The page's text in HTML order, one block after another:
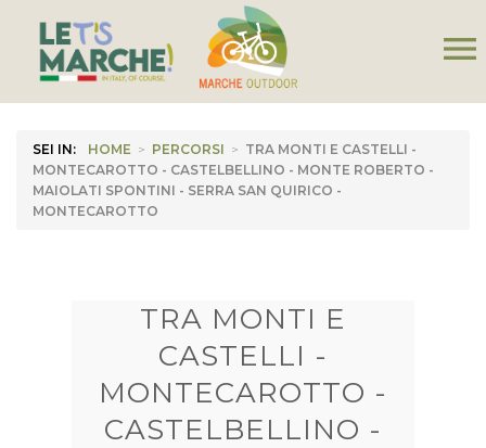
menu
SEI IN: HOME > PERCORSI > TRA MONTI E CASTELLI -
MONTECAROTTO - CASTELBELLINO - MONTE ROBERTO -
MAIOLATI SPONTINI - SERRA SAN QUIRICO -
MONTECAROTTO
TRA MONTI E
CASTELLI -
MONTECAROTTO -
CASTELBELLINO -